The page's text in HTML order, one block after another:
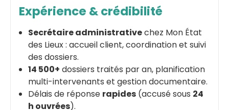
Expérience & crédibilité
Secrétaire administrativechez Mon État
des Lieux : accueil client, coordination et suivi
des dossiers.
14 500+ dossiers traités par an, planification
multi-intervenants et gestion documentaire.
Délais de réponse rapides (accusé sous 24
h ouvrées).